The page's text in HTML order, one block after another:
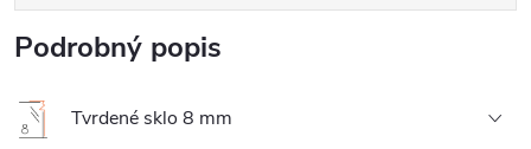
Podrobný popis
Tvrdené sklo 8 mm